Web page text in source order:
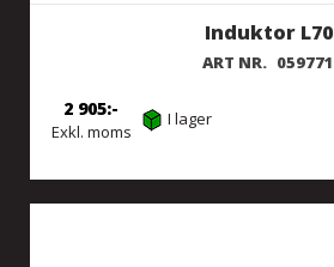
Induktor L70
ART NR. 059771
Exkl. moms
2 905 I lager